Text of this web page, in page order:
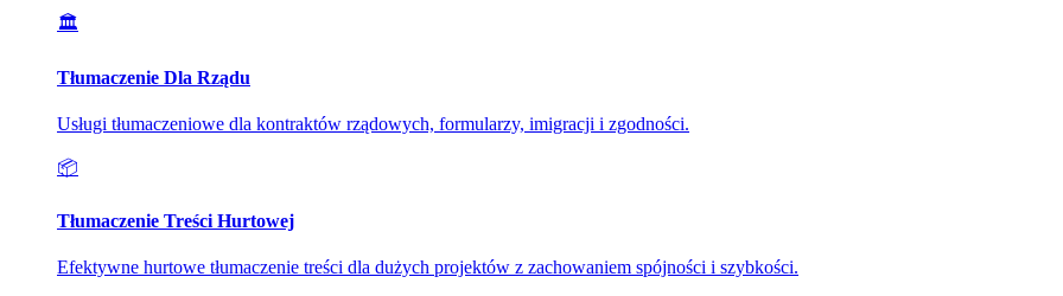
🏛️
Tłumaczenie Dla Rządu
Usługi tłumaczeniowe dla kontraktów rządowych, formularzy, imigracji i zgodności.
📦
Tłumaczenie Treści Hurtowej
Efektywne hurtowe tłumaczenie treści dla dużych projektów z zachowaniem spójności i szybkości.